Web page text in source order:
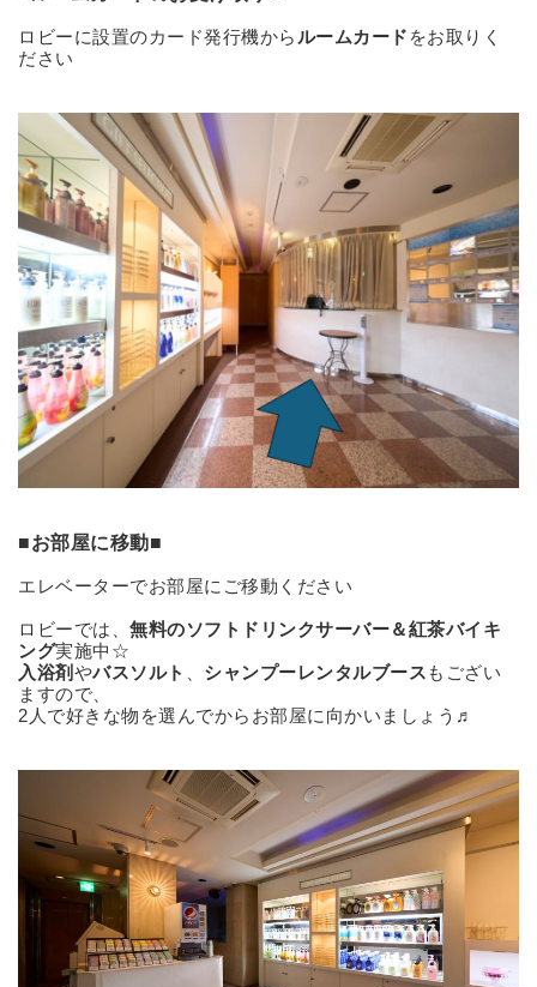
ロビーに設置のカード発行機から ルームカード をお取りく
ださい
■お部屋に移動■
エレベーターでお部屋にご移動ください
ロビーでは、 無料のソフトドリンクサーバー＆紅茶バイキ
ング実施中☆
入浴剤 やバスソルト シャンプーレンタルブース もござい
ますので、
2人で好きな物を選んでからお部屋に向かいましょう♬